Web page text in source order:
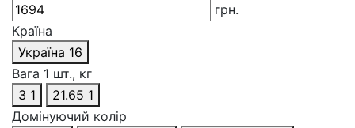
грн.
Країна
Україна 16
Вага 1 шт., кг
3 1 21.65 1
Домінуючий колір